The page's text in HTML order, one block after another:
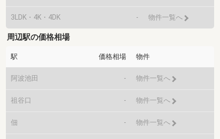
3LDK・4K・4DK - 物件一覧へ
周辺駅の価格相場
駅 価格相場 物件
阿波池田 - 物件一覧へ
祖谷口 - 物件一覧へ
佃 - 物件一覧へ